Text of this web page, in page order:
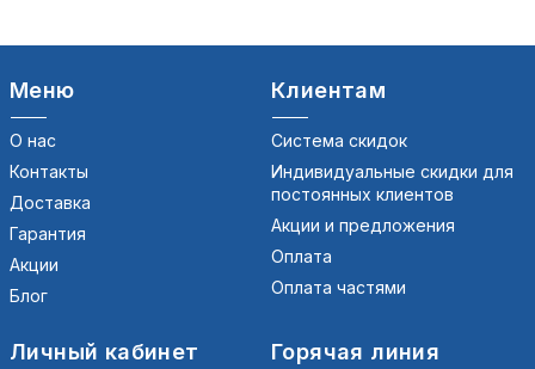
Меню
О нас
Контакты
Доставка
Гарантия
Акции
Блог
Клиентам
Система скидок
Индивидуальные скидки для
постоянных клиентов
Акции и предложения
Оплата
Оплата частями
Личный кабинет Горячая линия